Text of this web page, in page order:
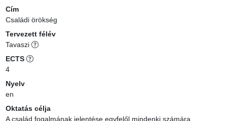
Cím
Családi örökség
Tervezett félév
Tavaszi
ECTS
4
Nyelv
en
Oktatás célja
A család fogalmának jelentése egyfelől mindenki számára